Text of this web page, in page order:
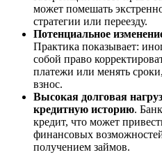
может помешать
стратегии или переезду.
Потенциальное
Практика показывает:
собой право
платежи или менять
взнос.
Высокая долговая
кредитную историю.
кредит, что может
финансовых
получением займов.